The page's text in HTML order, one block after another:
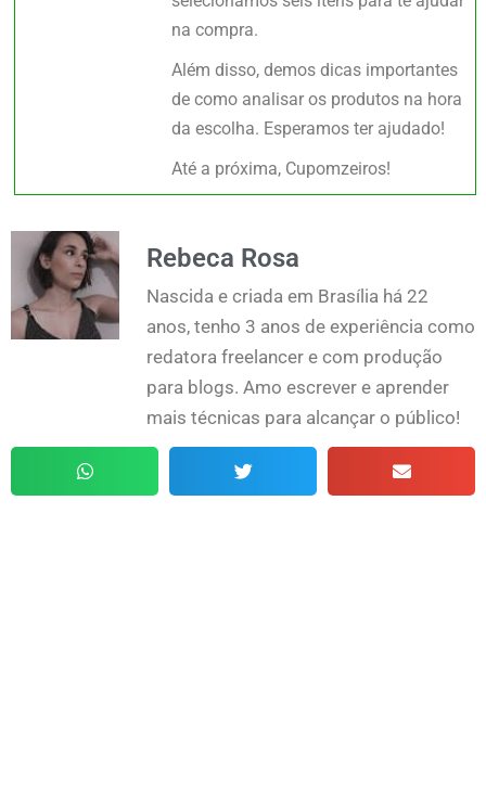
na compra.
Além disso, demos dicas importantes
de como analisar os produtos na hora
da escolha. Esperamos ter ajudado!
Até a próxima, Cupomzeiros!
Rebeca Rosa
Nascida e criada em Brasília há 22
anos, tenho 3 anos de experiência como
redatora freelancer e com produção
para blogs. Amo escrever e aprender
mais técnicas para alcançar o público!